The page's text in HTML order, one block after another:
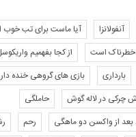
آنفولانزا
آیا ماست برای تب
خطرناک است
از کجا بفهمیم
بارداری بازی های گروهی خنده دار
چرکی در لاله گوش
حاملگی
بعد از واکسن دو ماهگی
رحم